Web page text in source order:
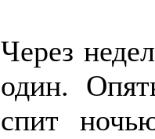
Через
один.
спит